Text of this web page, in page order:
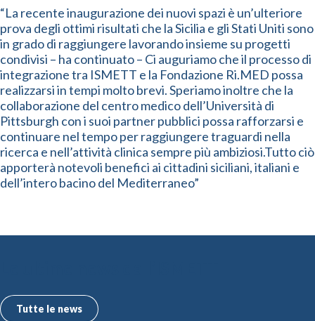
“La recente inaugurazione dei nuovi spazi è un’ulteriore
prova degli ottimi risultati che la Sicilia e gli Stati Uniti sono
in grado di raggiungere lavorando insieme su progetti
condivisi – ha continuato – Ci auguriamo che il processo di
integrazione tra ISMETT e la Fondazione Ri.MED possa
realizzarsi in tempi molto brevi. Speriamo inoltre che la
collaborazione del centro medico dell’Università di
Pittsburgh con i suoi partner pubblici possa rafforzarsi e
continuare nel tempo per raggiungere traguardi nella
ricerca e nell’attività clinica sempre più ambiziosi.Tutto ciò
apporterà notevoli benefici ai cittadini siciliani, italiani e
dell’intero bacino del Mediterraneo”
Tutte le news